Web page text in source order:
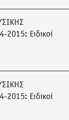
Ειδικοί
Ειδικοί